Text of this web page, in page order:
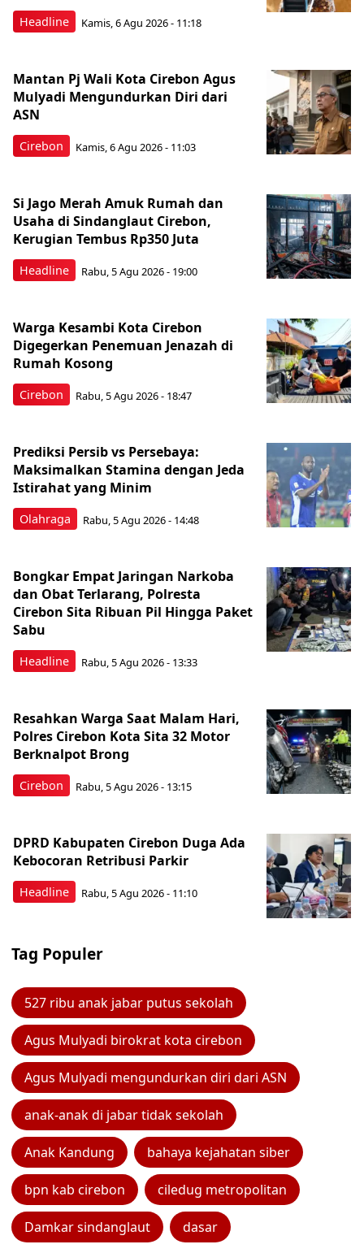
Headline Kamis, 6 Agu 2026 - 11:18
Cirebon
Mantan Pj Wali Kota Cirebon Agus
Mulyadi Mengundurkan Diri dari
ASN
Kamis, 6 Agu 2026 - 11:03
Headline
Si Jago Merah Amuk Rumah dan
Usaha di Sindanglaut Cirebon,
Kerugian Tembus Rp350 Juta
Rabu, 5 Agu 2026 - 19:00
Cirebon
Warga Kesambi Kota Cirebon
Digegerkan Penemuan Jenazah di
Rumah Kosong
Rabu, 5 Agu 2026 - 18:47
Olahraga
Prediksi Persib vs Persebaya:
Maksimalkan Stamina dengan Jeda
Istirahat yang Minim
Rabu, 5 Agu 2026 - 14:48
Headline
Bongkar Empat Jaringan Narkoba
dan Obat Terlarang, Polresta
Cirebon Sita Ribuan Pil Hingga Paket
Sabu
Rabu, 5 Agu 2026 - 13:33
Cirebon
Resahkan Warga Saat Malam Hari,
Polres Cirebon Kota Sita 32 Motor
Berknalpot Brong
Rabu, 5 Agu 2026 - 13:15
Headline
DPRD Kabupaten Cirebon Duga Ada
Kebocoran Retribusi Parkir
Rabu, 5 Agu 2026 - 11:10
Tag Populer
527 ribu anak jabar putus sekolah
Agus Mulyadi birokrat kota cirebon
Agus Mulyadi mengundurkan diri dari ASN
anak-anak di jabar tidak sekolah
Anak Kandung bahaya kejahatan siber
bpn kab cirebon ciledug metropolitan
Damkar sindanglaut dasar